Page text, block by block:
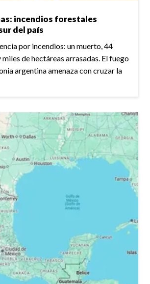
incendios forestales
del país
por incendios: un muerto, 44
de hectáreas arrasadas. El fuego
argentina amenaza con cruzar la